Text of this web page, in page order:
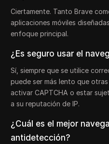
Ciertamente. Tanto Brave
aplicaciones móviles
enfoque principal.
¿Es seguro usar el
Sí, siempre que se utilice
puede ser más lento que
activar CAPTCHA o estar
a su reputación de IP.
¿Cuál es el mejor
antidetección?